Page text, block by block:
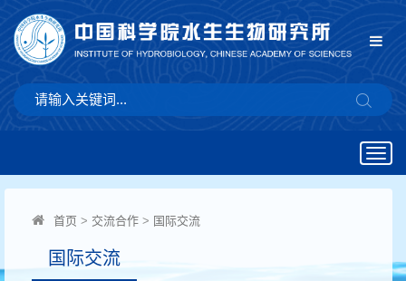
首页 > 交流合作 > 国际交流
国际交流